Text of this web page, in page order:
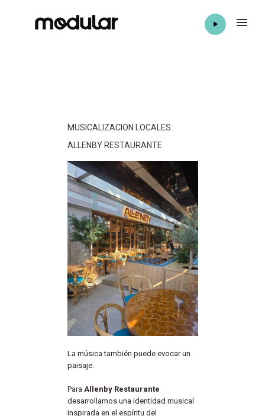
MUSICALIZACION LOCALES:
ALLENBY RESTAURANTE
La música también puede evocar un
paisaje.
Para Allenby Restaurante
desarrollamos una identidad musical
inspirada en el espíritu del